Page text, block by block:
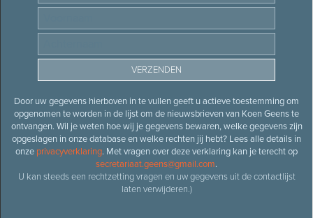
Door uw gegevens hierboven in te vullen geeft u actieve toestemming om
opgenomen te worden in de lijst om de nieuwsbrieven van Koen Geens te
ontvangen. Wil je weten hoe wij je gegevens bewaren, welke gegevens zijn
opgeslagen in onze database en welke rechten jij hebt? Lees alle details in
onze privacyverklaring. Met vragen over deze verklaring kan je terecht op
secretariaat.geens@gmail.com.
U kan steeds een rechtzetting vragen en uw gegevens uit de contactlijst
laten verwijderen.)